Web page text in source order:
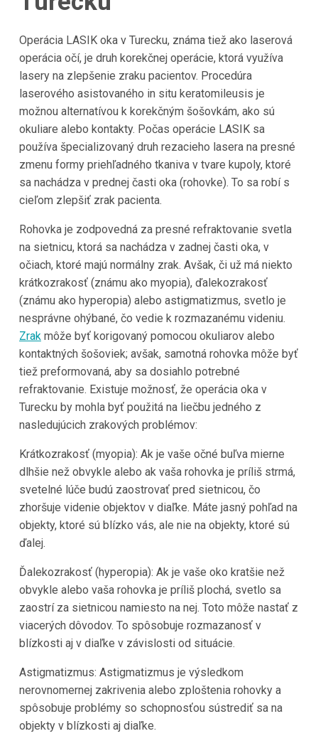
Operácia LASIK oka v Turecku, známa tiež ako laserová
operácia očí, je druh korekčnej operácie, ktorá využíva
lasery na zlepšenie zraku pacientov. Procedúra
laserového asistovaného in situ keratomileusis je
možnou alternatívou k korekčným šošovkám, ako sú
okuliare alebo kontakty. Počas operácie LASIK sa
používa špecializovaný druh rezacieho lasera na presné
zmenu formy priehľadného tkaniva v tvare kupoly, ktoré
sa nachádza v prednej časti oka (rohovke). To sa robí s
cieľom zlepšiť zrak pacienta.
Rohovka je zodpovedná za presné refraktovanie svetla
na sietnicu, ktorá sa nachádza v zadnej časti oka, v
očiach, ktoré majú normálny zrak. Avšak, či už má niekto
krátkozrakosť (známu ako myopia), ďalekozrakosť
(známu ako hyperopia) alebo astigmatizmus, svetlo je
nesprávne ohýbané, čo vedie k rozmazanému videniu.
Zrak môže byť korigovaný pomocou okuliarov alebo
kontaktných šošoviek; avšak, samotná rohovka môže byť
tiež preformovaná, aby sa dosiahlo potrebné
refraktovanie. Existuje možnosť, že operácia oka v
Turecku by mohla byť použitá na liečbu jedného z
nasledujúcich zrakových problémov:
Krátkozrakosť (myopia): Ak je vaše očné buľva mierne
dlhšie než obvykle alebo ak vaša rohovka je príliš strmá,
svetelné lúče budú zaostrovať pred sietnicou, čo
zhoršuje videnie objektov v diaľke. Máte jasný pohľad na
objekty, ktoré sú blízko vás, ale nie na objekty, ktoré sú
ďalej.
Ďalekozrakosť (hyperopia): Ak je vaše oko kratšie než
obvykle alebo vaša rohovka je príliš plochá, svetlo sa
zaostrí za sietnicou namiesto na nej. Toto môže nastať z
viacerých dôvodov. To spôsobuje rozmazanosť v
blízkosti aj v diaľke v závislosti od situácie.
Astigmatizmus: Astigmatizmus je výsledkom
nerovnomernej zakrivenia alebo zploštenia rohovky a
spôsobuje problémy so schopnosťou sústrediť sa na
objekty v blízkosti aj diaľke.